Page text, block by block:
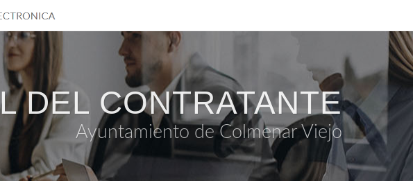
DEL CONTRATANTE
Ayuntamiento de Colmenar Viejo